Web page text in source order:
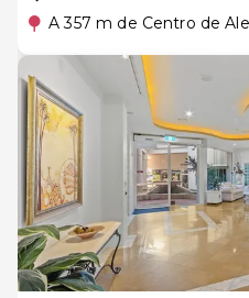
A 357 m de Centro de